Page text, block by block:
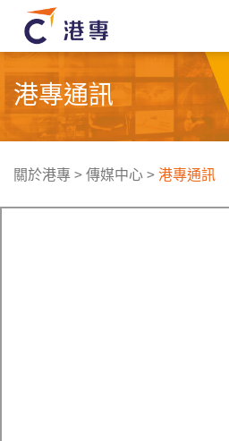
港專通訊
關於港專>傳媒中心>港專通訊